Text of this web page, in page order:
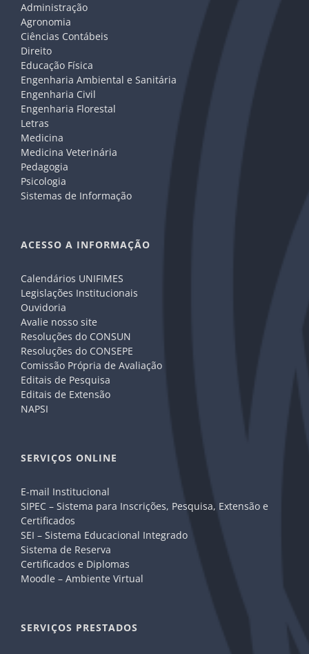
Administração
Agronomia
Ciências Contábeis
Direito
Educação Física
Engenharia Ambiental e Sanitária
Engenharia Civil
Engenharia Florestal
Letras
Medicina
Medicina Veterinária
Pedagogia
Psicologia
Sistemas de Informação
ACESSO A INFORMAÇÃO
Calendários UNIFIMES
Legislações Institucionais
Ouvidoria
Avalie nosso site
Resoluções do CONSUN
Resoluções do CONSEPE
Comissão Própria de Avaliação
Editais de Pesquisa
Editais de Extensão
NAPSI
SERVIÇOS ONLINE
E-mail Institucional
SIPEC – Sistema para Inscrições, Pesquisa, Extensão e
Certificados
SEI – Sistema Educacional Integrado
Sistema de Reserva
Certificados e Diplomas
Moodle – Ambiente Virtual
SERVIÇOS PRESTADOS